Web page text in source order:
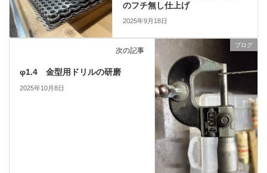
のフチ無し仕上げ
2025年9月18日
ブログ
次の記事
φ1.4 金型用ドリルの研磨
2025年10月8日